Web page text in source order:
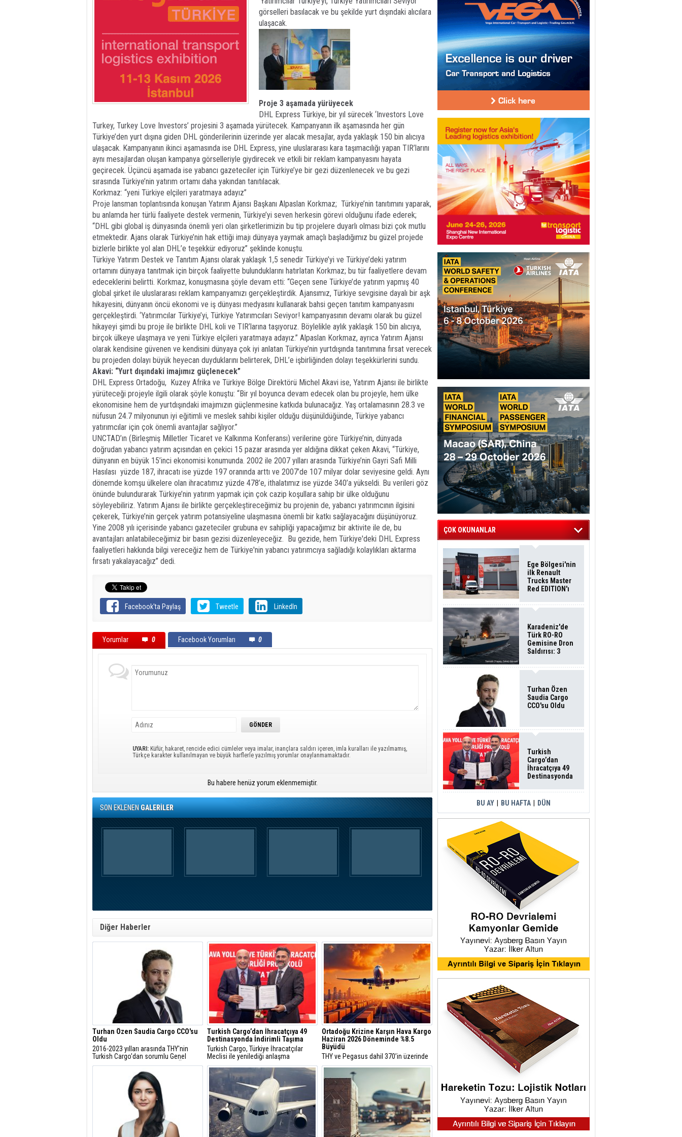
görselleri basılacak ve bu şekilde yurt dışındaki alıcılara
ulaşacak.
Proje 3 aşamada yürüyecek
DHL Express Türkiye, bir yıl sürecek ‘Investors Love
Turkey, Turkey Love Investors’ projesini 3 aşamada yürütecek. Kampanyanın ilk aşamasında her gün
Türkiye’den yurt dışına giden DHL gönderilerinin üzerinde yer alacak mesajlar, ayda yaklaşık 150 bin alıcıya
ulaşacak. Kampanyanın ikinci aşamasında ise DHL Express, yine uluslararası kara taşımacılığı yapan TIR’larını
aynı mesajlardan oluşan kampanya görselleriyle giydirecek ve etkili bir reklam kampanyasını hayata
geçirecek. Üçüncü aşamada ise yabancı gazeteciler için Türkiye’ye bir gezi düzenlenecek ve bu gezi
sırasında Türkiye’nin yatırım ortamı daha yakından tanıtılacak.
Korkmaz: “yeni Türkiye elçileri yaratmaya adayız”
Proje lansman toplantısında konuşan Yatırım Ajansı Başkanı Alpaslan Korkmaz; Türkiye’nin tanıtımını yaparak,
bu anlamda her türlü faaliyete destek vermenin, Türkiye’yi seven herkesin görevi olduğunu ifade ederek;
“DHL gibi global iş dünyasında önemli yeri olan şirketlerimizin bu tip projelere duyarlı olması bizi çok mutlu
etmektedir. Ajans olarak Türkiye’nin hak ettiği imajı dünyaya yaymak amaçlı başladığımız bu güzel projede
bizlerle birlikte yol alan DHL’e teşekkür ediyoruz” şeklinde konuştu.
Türkiye Yatırım Destek ve Tanıtım Ajansı olarak yaklaşık 1,5 senedir Türkiye’yi ve Türkiye’deki yatırım
ortamını dünyaya tanıtmak için birçok faaliyette bulunduklarını hatırlatan Korkmaz; bu tür faaliyetlere devam
edeceklerini belirtti. Korkmaz, konuşmasına şöyle devam etti: “Geçen sene Türkiye’de yatırım yapmış 40
global şirket ile uluslararası reklam kampanyamızı gerçekleştirdik. Ajansımız, Türkiye sevgisine dayalı bir aşk
hikayesini, dünyanın öncü ekonomi ve iş dünyası medyasını kullanarak bahsi geçen tanıtım kampanyasını
gerçekleştirdi. ‘Yatırımcılar Türkiye’yi, Türkiye Yatırımcıları Seviyor! kampanyasının devamı olarak bu güzel
hikayeyi şimdi bu proje ile birlikte DHL koli ve TIR’larına taşıyoruz. Böylelikle aylık yaklaşık 150 bin alıcıya,
birçok ülkeye ulaşmaya ve yeni Türkiye elçileri yaratmaya adayız.” Alpaslan Korkmaz, ayrıca Yatırım Ajansı
olarak kendisine güvenen ve kendisini dünyaya çok iyi anlatan Türkiye’nin yurtdışında tanıtımına fırsat verecek
bu projeden dolayı büyük heyecan duyduklarını belirterek, DHL’e işbirliğinden dolayı teşekkürlerini sundu.
Akavi: “Yurt dışındaki imajımız güçlenecek”
DHL Express Ortadoğu, Kuzey Afrika ve Türkiye Bölge Direktörü Michel Akavi ise, Yatırım Ajansı ile birlikte
yürüteceği projeyle ilgili olarak şöyle konuştu: “Bir yıl boyunca devam edecek olan bu projeyle, hem ülke
ekonomisine hem de yurtdışındaki imajımızın güçlenmesine katkıda bulunacağız. Yaş ortalamasının 28.3 ve
nüfusun 24.7 milyonunun iyi eğitimli ve meslek sahibi kişiler olduğu düşünüldüğünde, Türkiye yabancı
yatırımcılar için çok önemli avantajlar sağlıyor.”
UNCTAD’ın (Birleşmiş Milletler Ticaret ve Kalkınma Konferansı) verilerine göre Türkiye’nin, dünyada
doğrudan yabancı yatırım açısından en çekici 15 pazar arasında yer aldığına dikkat çeken Akavi, “Türkiye,
dünyanın en büyük 15’inci ekonomisi konumunda. 2002 ile 2007 yılları arasında Türkiye’nin Gayri Safi Milli
Hasılası yüzde 187, ihracatı ise yüzde 197 oranında arttı ve 2007’de 107 milyar dolar seviyesine geldi. Aynı
dönemde komşu ülkelere olan ihracatımız yüzde 478’e, ithalatımız ise yüzde 340’a yükseldi. Bu verileri göz
önünde bulundurarak Türkiye’nin yatırım yapmak için çok cazip koşullara sahip bir ülke olduğunu
söyleyebiliriz. Yatırım Ajansı ile birlikte gerçekleştireceğimiz bu projenin de, yabancı yatırımcının ilgisini
çekerek, Türkiye’nin gerçek yatırım potansiyeline ulaşmasına önemli bir katkı sağlayacağını düşünüyoruz.
Yine 2008 yılı içerisinde yabancı gazeteciler grubuna ev sahipliği yapacağımız bir aktivite ile de, bu
avantajları anlatabileceğimiz bir basın gezisi düzenleyeceğiz. Bu gezide, hem Türkiye'deki DHL Express
faaliyetleri hakkında bilgi vereceğiz hem de Türkiye'nin yabancı yatırımcıya sağladığı kolaylıkları aktarma
fırsatı yakalayacağız” dedi.
Facebook'ta Paylaş Tweetle LinkedIn
Yorumlar 0 Facebook Yorumları 0
UYARI: Küfür, hakaret, rencide edici cümleler veya imalar, inançlara saldırı içeren, imla kuralları ile yazılmamış,
Türkçe karakter kullanılmayan ve büyük harflerle yazılmış yorumlar onaylanmamaktadır.
Bu habere henüz yorum eklenmemiştir.
SON EKLENENGALERİLER
Diğer Haberler
Turhan Özen Saudia Cargo CCO'su
Oldu
2016-2023 yılları arasında THY'nin
Turkish Cargo'dan sorumlu Genel
Müdür Yardımcısı olan Turhan Özen,
Saudia Cargo CCO' su olarak atandı.
Turkish Cargo’dan İhracatçıya 49
Destinasyonda İndirimli Taşıma
Turkish Cargo, Türkiye İhracatçılar
Meclisi ile yenilediği anlaşma
kapsamında ihracatçıların ürünlerini 30
ülkedeki 49 destinasyona ortalama
yüzde 34 indirimle taşıyacak.
Ortadoğu Krizine Karşın Hava Kargo
Haziran 2026 Döneminde %8.5
Büyüdü
THY ve Pegasus dahil 370’in üzerinde
havayolu şirketini çatısı altında
toplayan ve sivil havacılık trafiğinin %
85’ini temsil eden Uluslararası Hava
Taşımacılığı Birliği (IATA), Haziran 2026
küresel hava kargo pazarına ait verileri
açıkladı.
ÇOK OKUNANLAR
Ege Bölgesi'nin
ilk Renault
Trucks Master
Red EDITION'ı
Filosuna Katıldı
Karadeniz'de
Türk RO-RO
Gemisine Dron
Saldırısı: 3
Durumu Ağır
Turhan Özen
Saudia Cargo
CCO'su Oldu
Turkish
Cargo’dan
İhracatçıya 49
Destinasyonda
BU AY BU HAFTA DÜN